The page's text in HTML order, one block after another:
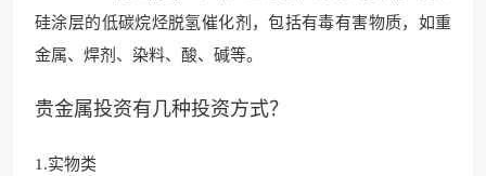
硅涂层的低碳烷烃脱氢催化剂，包括有毒有害物质，如重
金属、焊剂、染料、酸、碱等。
贵金属投资有几种投资方式？
1.实物类